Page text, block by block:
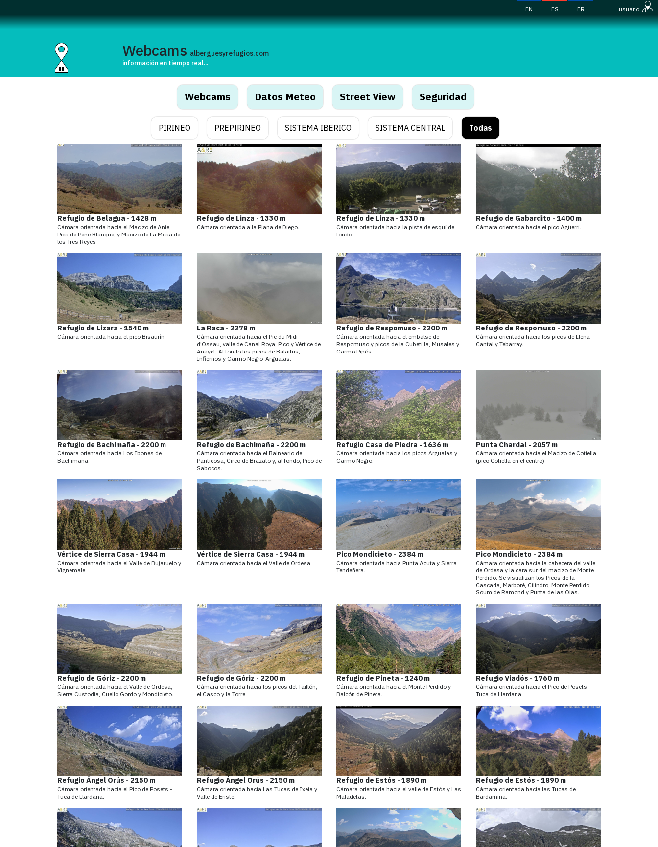
EN ES FR usuario
Webcams alberguesyrefugios.com
información en tiempo real...
Webcams Datos Meteo Street View Seguridad
PIRINEO PREPIRINEO SISTEMA IBERICO SISTEMA CENTRAL Todas
Refugio de Belagua - 1428 m
Cámara orientada hacia el Macizo de Anie,
Pics de Pene Blanque, y Macizo de La Mesa de
los Tres Reyes
Refugio de Linza - 1330 m
Cámara orientada a la Plana de Diego.
Refugio de Linza - 1330 m
Cámara orientada hacia la pista de esquí de
fondo.
Refugio de Gabardito - 1400 m
Cámara orientada hacia el pico Agüerri.
Refugio de Lizara - 1540 m
Cámara orientada hacia el pico Bisaurín.
La Raca - 2278 m
Cámara orientada hacia el Pic du Midi
d'Ossau, valle de Canal Roya, Pico y Vértice de
Anayet. Al fondo los picos de Balaitus,
Infiernos y Garmo Negro-Argualas.
Refugio de Respomuso - 2200 m
Cámara orientada hacia el embalse de
Respomuso y picos de la Cubetilla, Musales y
Garmo Pipós
Refugio de Respomuso - 2200 m
Cámara orientada hacia los picos de Llena
Cantal y Tebarray.
Refugio de Bachimaña - 2200 m
Cámara orientada hacia Los Ibones de
Bachimaña.
Refugio de Bachimaña - 2200 m
Cámara orientada hacia el Balneario de
Panticosa, Circo de Brazato y, al fondo, Pico de
Sabocos.
Refugio Casa de Piedra - 1636 m
Cámara orientada hacia los picos Argualas y
Garmo Negro.
Punta Chardal - 2057 m
Cámara orientada hacia el Macizo de Cotiella
(pico Cotiella en el centro)
Vértice de Sierra Casa - 1944 m
Cámara orientada hacia el Valle de Bujaruelo y
Vignemale
Vértice de Sierra Casa - 1944 m
Cámara orientada hacia el Valle de Ordesa.
Pico Mondicieto - 2384 m
Cámara orientada hacia Punta Acuta y Sierra
Tendeñera.
Pico Mondicieto - 2384 m
Cámara orientada hacia la cabecera del valle
de Ordesa y la cara sur del macizo de Monte
Perdido. Se visualizan los Picos de la
Cascada, Marboré, Cilindro, Monte Perdido,
Soum de Ramond y Punta de las Olas.
Refugio de Góriz - 2200 m
Cámara orientada hacia el Valle de Ordesa,
Sierra Custodia, Cuello Gordo y Mondicieto.
Refugio de Góriz - 2200 m
Cámara orientada hacia los picos del Taillón,
el Casco y la Torre.
Refugio de Pineta - 1240 m
Cámara orientada hacia el Monte Perdido y
Balcón de Pineta.
Refugio Viadós - 1760 m
Cámara orientada hacia el Pico de Posets -
Tuca de Llardana.
Refugio Ángel Orús - 2150 m
Cámara orientada hacia el Pico de Posets -
Tuca de Llardana.
Refugio Ángel Orús - 2150 m
Cámara orientada hacia Las Tucas de Ixeia y
Valle de Eriste.
Refugio de Estós - 1890 m
Cámara orientada hacia el valle de Estós y Las
Maladetas.
Refugio de Estós - 1890 m
Cámara orientada hacia las Tucas de
Bardamina.